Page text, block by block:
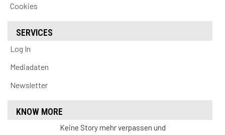
Cookies
SERVICES
Log In
Mediadaten
Newsletter
KNOW MORE
Keine Story mehr verpassen und